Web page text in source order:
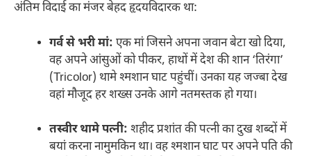
अंतिम विदाई का मंजर बेहद हृदयविदारक था:
गर्व से भरी मां: एक मां जिसने अपना जवान बेटा खो दिया,
वह अपने आंसुओं को पीकर, हाथों में देश की शान ‘तिरंगा’
(Tricolor) थामे श्मशान घाट पहुंचीं। उनका यह जज्बा देख
वहां मौजूद हर शख्स उनके आगे नतमस्तक हो गया।
तस्वीर थामे पत्नी: शहीद प्रशांत की पत्नी का दुख शब्दों में
बयां करना नामुमकिन था। वह श्मशान घाट पर अपने पति की